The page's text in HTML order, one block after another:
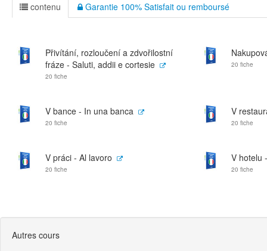
contenu Garantie 100% Satisfait ou remboursé
Přivítání, rozloučení a zdvořilostní
fráze - Saluti, addii e cortesie
20 fiche
20 fiche
V bance - In una banca
20 fiche
V
20 fiche
V práci - Al lavoro
20 fiche
V hotelu
20 fiche
Autres cours